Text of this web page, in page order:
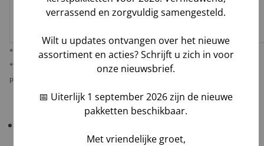
Logistiek
✅ ✅* ✅
* Behoudens overmacht calamiteiten.
** De verantwoordelijkheid op dit risico als gevolg van uw keuze voor reguliere
pakketbezorging rust bij u als opdrachtgever.
in het bijzijn van de chauffeur
verrassend en zorgvuldig samengesteld.
Wilt u updates ontvangen over het nieuwe
assortiment en acties? Schrijft u zich in voor
onze nieuwsbrief.
📅 Uiterlijk 1 september 2026 zijn de nieuwe
pakketten beschikbaar.
Met vriendelijke groet,